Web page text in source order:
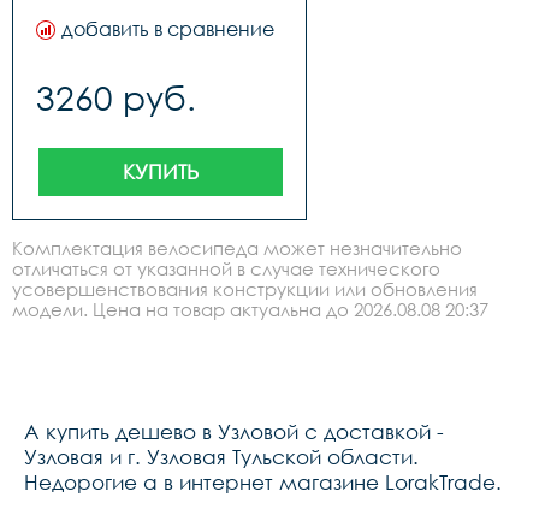
добавить в сравнение
3260 руб.
КУПИТЬ
Комплектация велосипеда может незначительно
отличаться от указанной в случае технического
усовершенствования конструкции или обновления
модели. Цена на товар актуальна до 2026.08.08 20:37
A купить дешево в Узловой с доставкой -
Узловая и г. Узловая Тульской области.
Недорогие a в интернет магазине LorakTrade.